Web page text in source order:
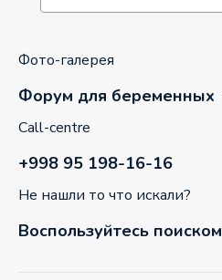
Фото-галерея
Форум для беременных
Call-centre
+998 95 198-16-16
Не нашли то что искали?
Воспользуйтесь поиском